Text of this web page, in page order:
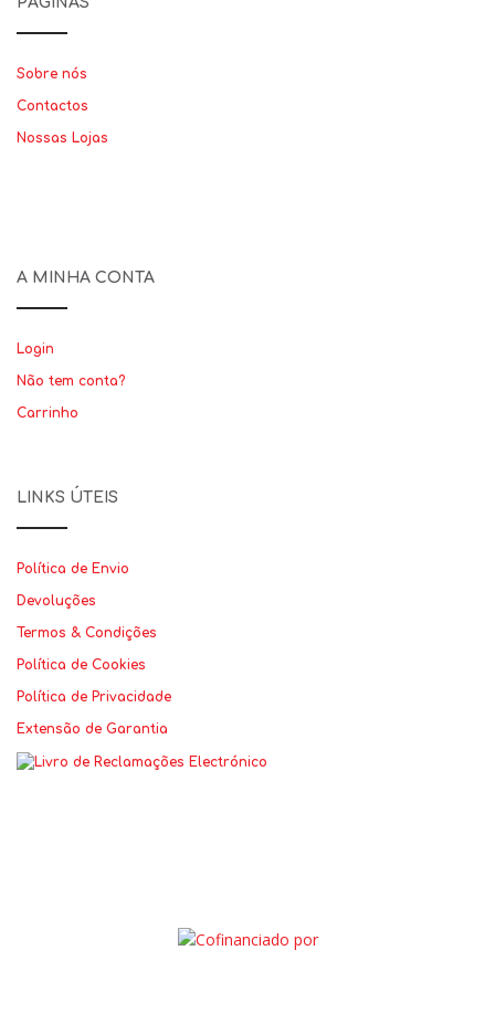
Sobre nós
Contactos
Nossas Lojas
A MINHA CONTA
Login
Não tem conta?
Carrinho
LINKS ÚTEIS
Política de Envio
Devoluções
Termos & Condições
Política de Cookies
Política de Privacidade
Extensão de Garantia